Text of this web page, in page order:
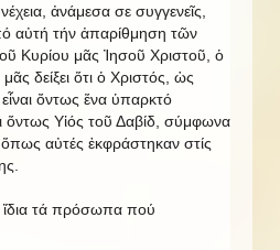
ἀνάμεσα σε συγγενεῖς,
αὐτή τήν ἀπαρίθμηση τῶν
Κυρίου μᾶς Ἰησοῦ Χριστοῦ, ὁ
δείξει ὅτι ὁ Χριστός, ὡς
ὄντως ἕνα ὑπαρκτό
ὄντως Υἱός τοῦ Δαβίδ, σύμφωνα
αὐτές ἐκφράστηκαν στίς
τά πρόσωπα πού